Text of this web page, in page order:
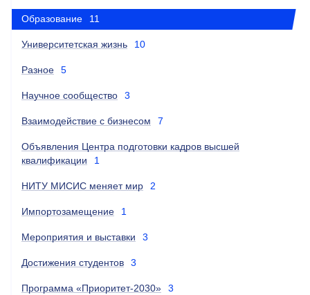
Образование 11
Университетская жизнь 10
Разное 5
Научное сообщество 3
Взаимодействие с бизнесом 7
Объявления Центра подготовки кадров высшей
квалификации
1
НИТУ МИСИС меняет мир 2
Импортозамещение 1
Мероприятия и выставки 3
Достижения студентов 3
Программа «Приоритет-2030» 3